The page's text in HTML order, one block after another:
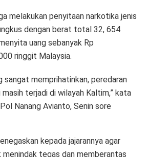
melakukan penyitaan narkotika jenis
dengan berat total 32, 654
uang sebanyak Rp
ringgit Malaysia.
sangat memprihatinkan, peredaran
masih terjadi di wilayah Kaltim,” kata
Nanang Avianto, Senin sore
kepada jajarannya agar
tegas dan memberantas